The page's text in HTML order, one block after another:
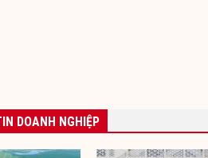
DOANH NGHIỆP